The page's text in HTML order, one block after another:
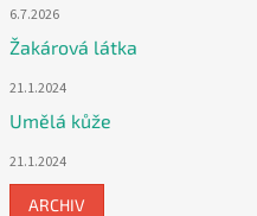
6.7.2026
Žakárová látka
21.1.2024
Umělá kůže
21.1.2024
ARCHIV